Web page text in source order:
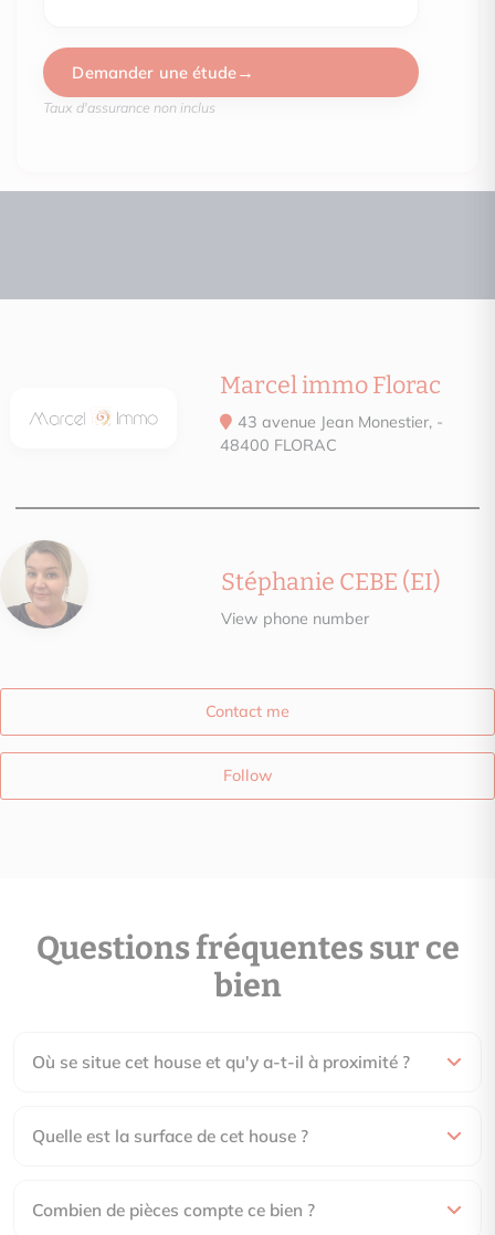
DPE date : Information not communicated by the advertiser
Estimated amount of annual energy expenditure pour un
Demander une étude
Taux d'assurance non inclus
Marcel immo Florac
43 avenue Jean Monestier, -
48400 FLORAC
Stéphanie CEBE (EI)
View phone number
Contact me
Follow
Questions fréquentes sur ce
bien
Où se situe cet house et qu'y a-t-il à proximité ?
Quelle est la surface de cet house ?
Combien de pièces compte ce bien ?